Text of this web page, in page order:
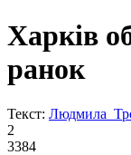
Харків
ранок
Текст: Людмила
2
3384